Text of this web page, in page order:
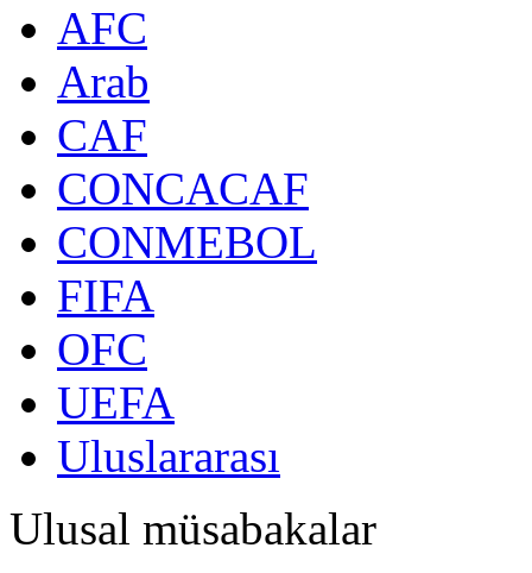
AFC
Arab
CAF
CONCACAF
CONMEBOL
FIFA
OFC
UEFA
Uluslararası
Ulusal müsabakalar